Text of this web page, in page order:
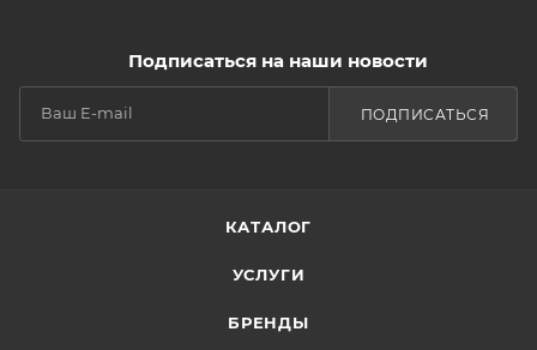
Подписаться на наши новости
ПОДПИСАТЬСЯ
КАТАЛОГ
УСЛУГИ
БРЕНДЫ